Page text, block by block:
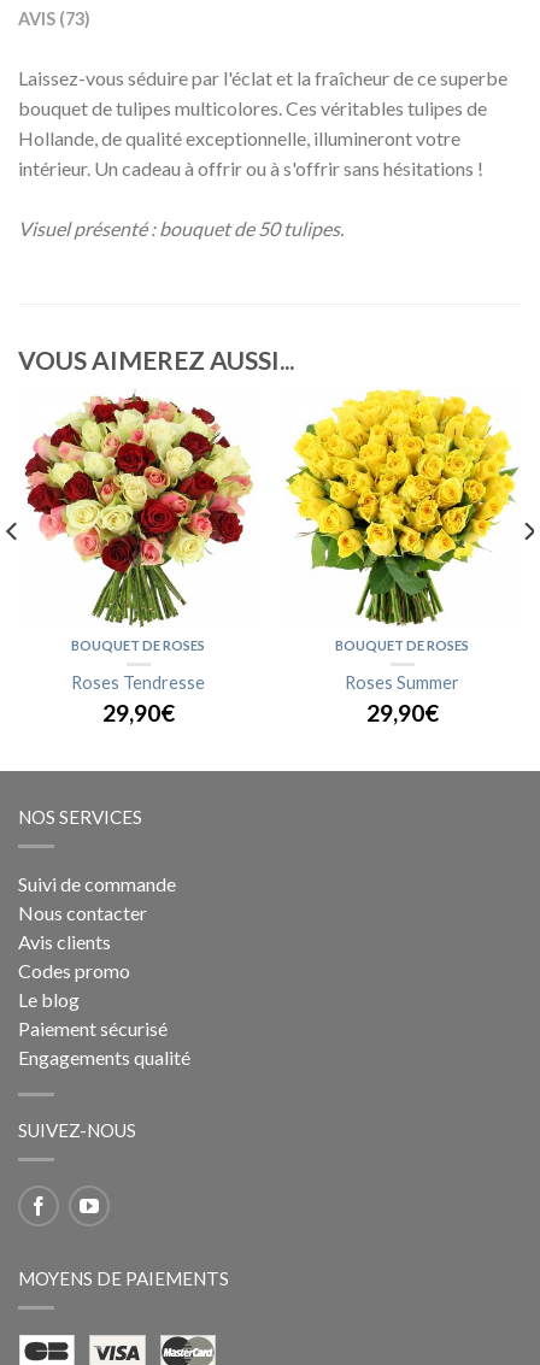
AVIS (73)
Laissez-vous séduire par l'éclat et la fraîcheur de ce superbe
bouquet de tulipes multicolores. Ces véritables tulipes de
Hollande, de qualité exceptionnelle, illumineront votre
intérieur. Un cadeau à offrir ou à s'offrir sans hésitations !
Visuel présenté : bouquet de 50 tulipes.
VOUS AIMEREZ AUSSI...
BOUQUET DE ROSES
Roses Tendresse
29,90€
BOUQUET DE ROSES
Roses Summer
29,90€
NOS SERVICES
Suivi de commande
Nous contacter
Avis clients
Codes promo
Le blog
Paiement sécurisé
Engagements qualité
SUIVEZ-NOUS
MOYENS DE PAIEMENTS